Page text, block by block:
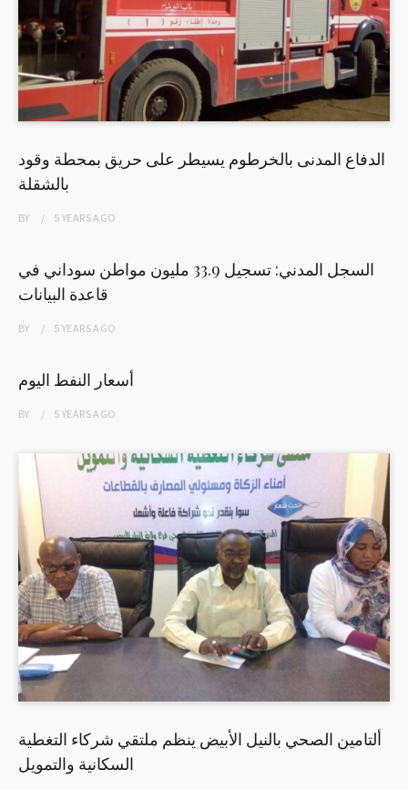
الدفاع المدنى بالخرطوم يسيطر على حريق بمحطة وقود
بالشقلة
BY 5 YEARSAGO
السجل المدني: تسجيل 33.9 مليون مواطن سوداني في
قاعدة البيانات
BY 5 YEARSAGO
أسعار النفط اليوم
BY 5 YEARSAGO
ألتامين الصحي بالنيل الأبيض ينظم ملتقي شركاء التغطية
السكانية والتمويل